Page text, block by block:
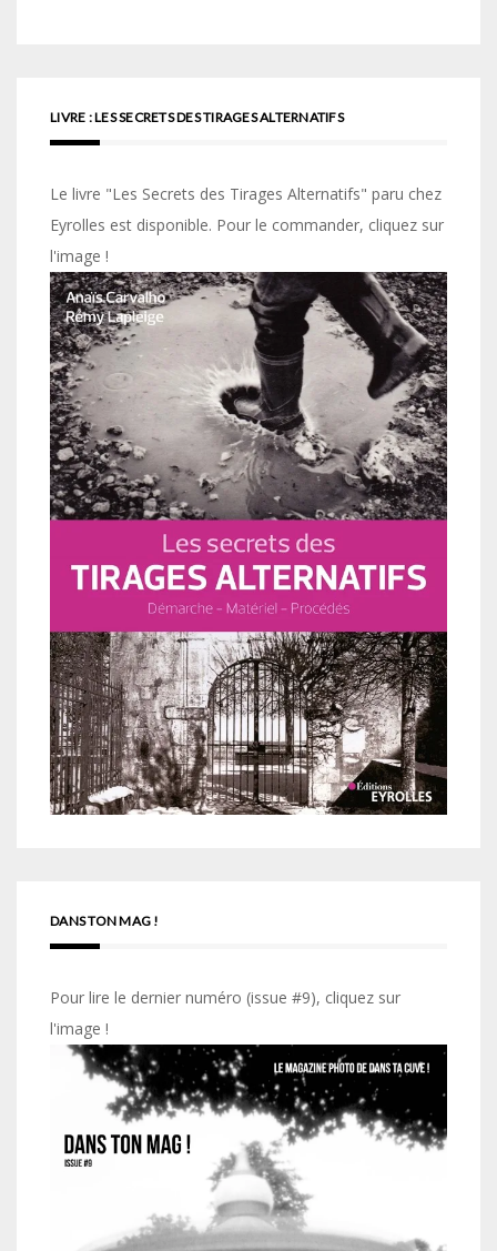
LIVRE : LES SECRETS DES TIRAGES ALTERNATIFS
Le livre "Les Secrets des Tirages Alternatifs" paru chez
Eyrolles est disponible. Pour le commander, cliquez sur
l'image !
DANS TON MAG !
Pour lire le dernier numéro (issue #9), cliquez sur
l'image !